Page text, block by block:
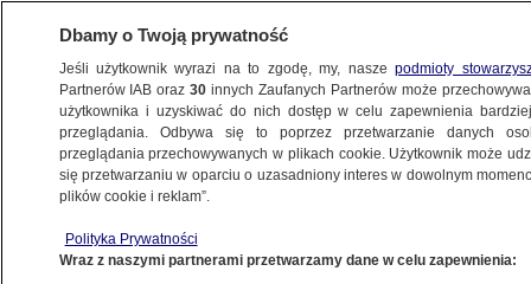
POLSKA
Wyszyńskiego. Zdecydował papież
Dbamy o Twoją prywatność
Jeśli użytkownik wyrazi na to zgodę, my, naszepodmioty
Partnerów IAB oraz30 innych Zaufanych Partnerów może
użytkownika i uzyskiwać do nich dostęp w celu zapewnienia
przeglądania. Odbywa się to poprzez przetwarzanie danych
przeglądania przechowywanych w plikach cookie. Użytkownik może
się przetwarzaniu w oparciu o uzasadniony interes w dowolnym
plików cookie i reklam”.
Polityka Prywatności
Wraz z naszymi partnerami przetwarzamy dane w celu zapewnienia: